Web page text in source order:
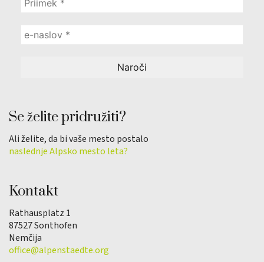
Se želite pridružiti?
Ali želite, da bi vaše mesto postalo
naslednje Alpsko mesto leta?
Kontakt
Rathausplatz 1
87527 Sonthofen
Nemčija
office@alpenstaedte.org